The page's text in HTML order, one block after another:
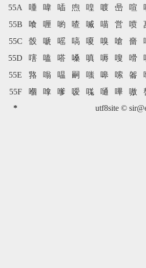
55A
喠 喡 喢 喣 喤 喥 喦 喧
55B
喰 喱 喲 喳 喴 喵 営 喷
55C
嗀 嗁 嗂 嗃 嗄 嗅 嗆 嗇
55D
嗐 嗑 嗒 嗓 嗔 嗕 嗖 嗗
55E
嗠 嗡 嗢 嗣 嗤 嗥 嗦 嗧
55F
嗰 嗱 嗲 嗳 嗴 嗵 嗶 嗷
*
utf8site ©